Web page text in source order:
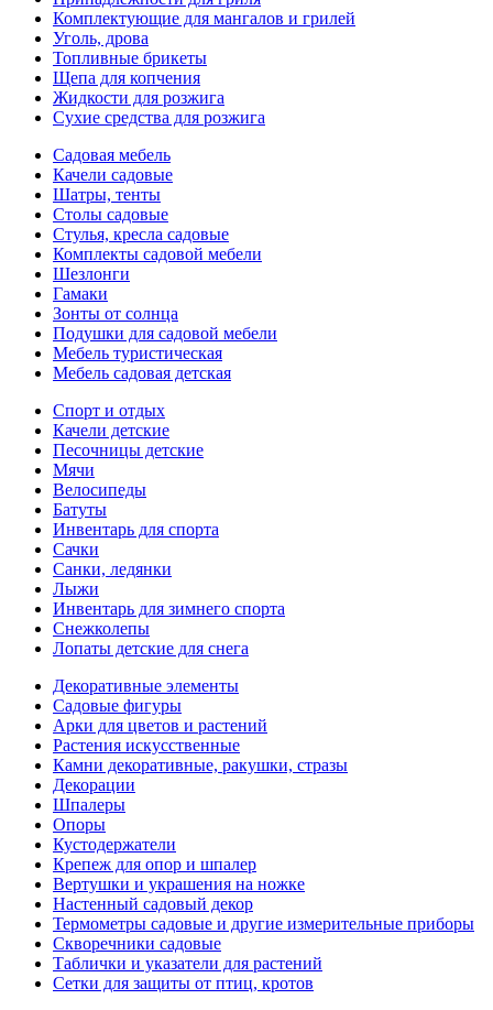
Комплектующие для мангалов и грилей
Уголь, дрова
Топливные брикеты
Щепа для копчения
Жидкости для розжига
Сухие средства для розжига
Садовая мебель
Качели садовые
Шатры, тенты
Столы садовые
Стулья, кресла садовые
Комплекты садовой мебели
Шезлонги
Гамаки
Зонты от солнца
Подушки для садовой мебели
Мебель туристическая
Мебель садовая детская
Спорт и отдых
Качели детские
Песочницы детские
Мячи
Велосипеды
Батуты
Инвентарь для спорта
Сачки
Санки, ледянки
Лыжи
Инвентарь для зимнего спорта
Снежколепы
Лопаты детские для снега
Декоративные элементы
Садовые фигуры
Арки для цветов и растений
Растения искусственные
Камни декоративные, ракушки, стразы
Декорации
Шпалеры
Опоры
Кустодержатели
Крепеж для опор и шпалер
Вертушки и украшения на ножке
Настенный садовый декор
Термометры садовые и другие измерительные приборы
Скворечники садовые
Таблички и указатели для растений
Сетки для защиты от птиц, кротов